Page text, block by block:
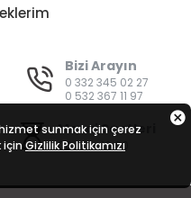
Bizi Arayın
0 332 345 02 27
0 532 367 11 97
Mesai Saatleri
08:00 - 19:00
sunmak için çerez
için Gizlilik Politikamızı